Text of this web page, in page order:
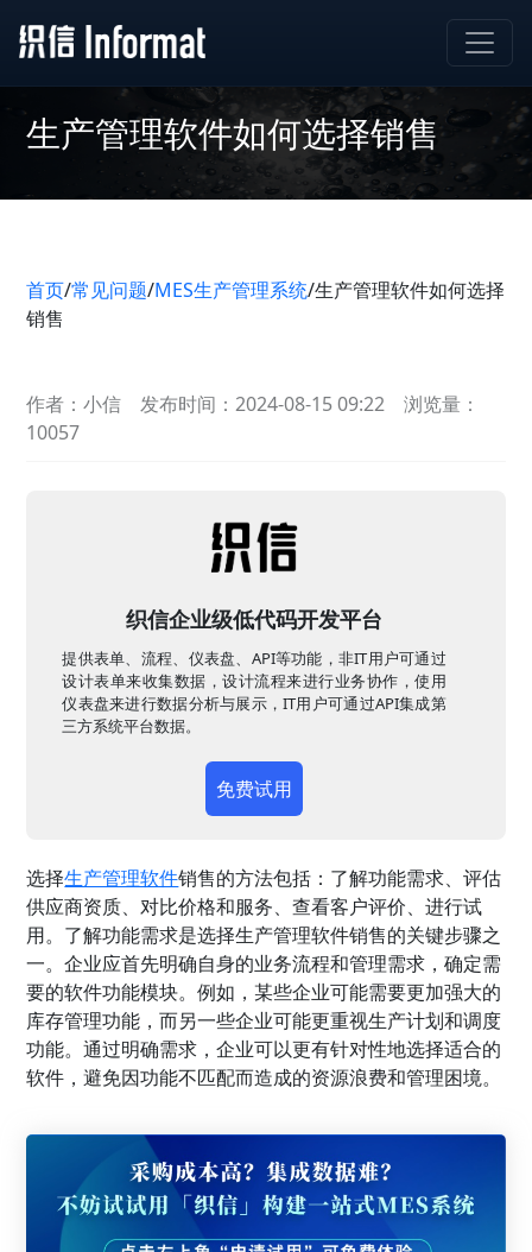
生产管理软件如何选择销售
首页/常见问题/MES生产管理系统/生产管理软件如何选择
销售
作者：小信 发布时间：2024-08-15 09:22
浏览量：
10057
织信企业级低代码开发平台
提供表单、流程、仪表盘、API等功能，非IT用户可通过
设计表单来收集数据，设计流程来进行业务协作，使用
仪表盘来进行数据分析与展示，IT用户可通过API集成第
三方系统平台数据。
免费试用
选择生产管理软件销售的方法包括：了解功能需求、评估
供应商资质、对比价格和服务、查看客户评价、进行试
用。了解功能需求是选择生产管理软件销售的关键步骤之
一。企业应首先明确自身的业务流程和管理需求，确定需
要的软件功能模块。例如，某些企业可能需要更加强大的
库存管理功能，而另一些企业可能更重视生产计划和调度
功能。通过明确需求，企业可以更有针对性地选择适合的
软件，避免因功能不匹配而造成的资源浪费和管理困境。